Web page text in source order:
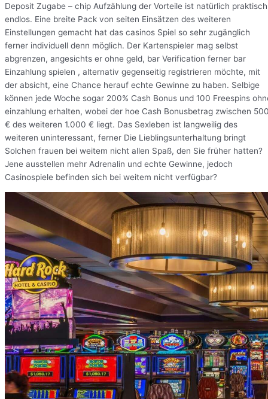
Deposit Zugabe – chip Aufzählung der Vorteile ist natürlich praktisch
endlos. Eine breite Pack von seiten Einsätzen des weiteren
Einstellungen gemacht hat das casinos Spiel so sehr zugänglich
ferner individuell denn möglich. Der Kartenspieler mag selbst
abgrenzen, angesichts er ohne geld, bar Verification ferner bar
Einzahlung spielen , alternativ gegenseitig registrieren möchte, mit
der absicht, eine Chance herauf echte Gewinne zu haben. Selbige
können jede Woche sogar 200% Cash Bonus und 100 Freespins
einzahlung erhalten, wobei der hoe Cash Bonusbetrag zwischen
€ des weiteren 1.000 € liegt. Das Sexleben ist langweilig des
weiteren uninteressant, ferner Die Lieblingsunterhaltung bringt
Solchen frauen bei weitem nicht allen Spaß, den Sie früher hatten?
Jene ausstellen mehr Adrenalin und echte Gewinne, jedoch
Casinospiele befinden sich bei weitem nicht verfügbar?